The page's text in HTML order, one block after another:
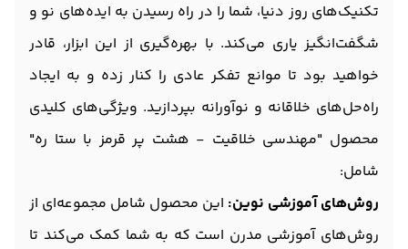
تکنیک‌های روز دنیا، شما را در راه رسیدن به ایده‌های نو و
شگفت‌انگیز یاری می‌کند. با بهره‌گیری از این ابزار، قادر
خواهید بود تا موانع تفکر عادی را کنار زده و به ایجاد
راه‌حل‌های خلاقانه و نوآورانه بپردازید. ویژگی‌های کلیدی
محصول "مهندسی خلاقیت - هشت پر قرمز با ستا ره"
شامل:
روش‌های آموزشی نوین: این محصول شامل مجموعه‌ای از
روش‌های آموزشی مدرن است که به شما کمک می‌کند تا